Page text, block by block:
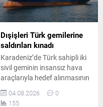
Dışişleri Türk gemilerine
saldırıları kınadı
Karadeniz’de Türk sahipli iki
sivil geminin insansız hava
araçlarıyla hedef alınmasının
yaralanan personelin
04.08.2026
0
155